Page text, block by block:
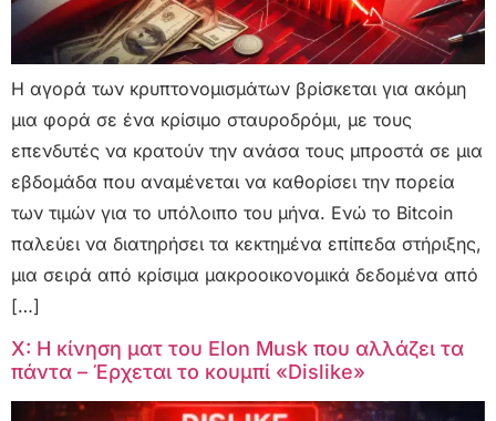
Η αγορά των κρυπτονομισμάτων βρίσκεται για ακόμη
μια φορά σε ένα κρίσιμο σταυροδρόμι, με τους
επενδυτές να κρατούν την ανάσα τους μπροστά σε μια
εβδομάδα που αναμένεται να καθορίσει την πορεία
των τιμών για το υπόλοιπο του μήνα. Ενώ το Bitcoin
παλεύει να διατηρήσει τα κεκτημένα επίπεδα στήριξης,
μια σειρά από κρίσιμα μακροοικονομικά δεδομένα από
[…]
X: Η κίνηση ματ του Elon Musk που αλλάζει τα
πάντα – Έρχεται το κουμπί «Dislike»